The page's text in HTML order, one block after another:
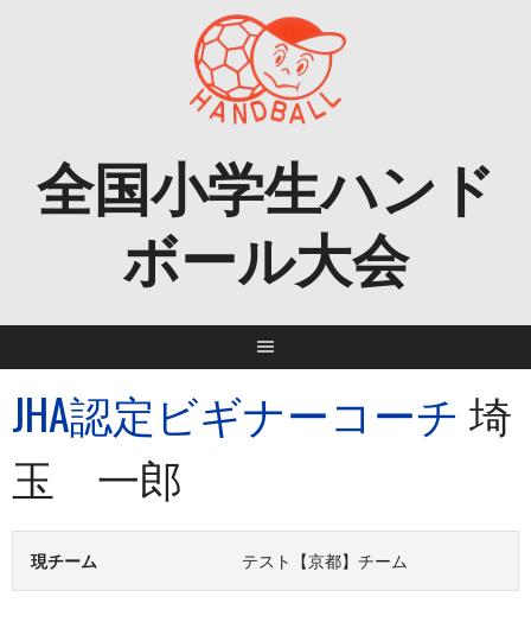
全国小学生ハンド
ボール大会
JHA認定ビギナーコーチ 埼
玉 一郎
現チーム テスト【京都】チーム